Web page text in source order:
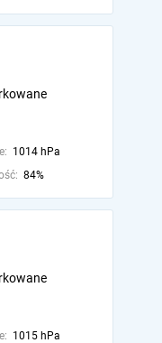
1014 hPa
84%
1015 hPa